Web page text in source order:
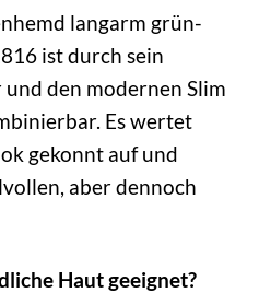
langarm grün-
ist durch sein
den modernen Slim
Es wertet
gekonnt auf und
aber dennoch
Haut geeignet?